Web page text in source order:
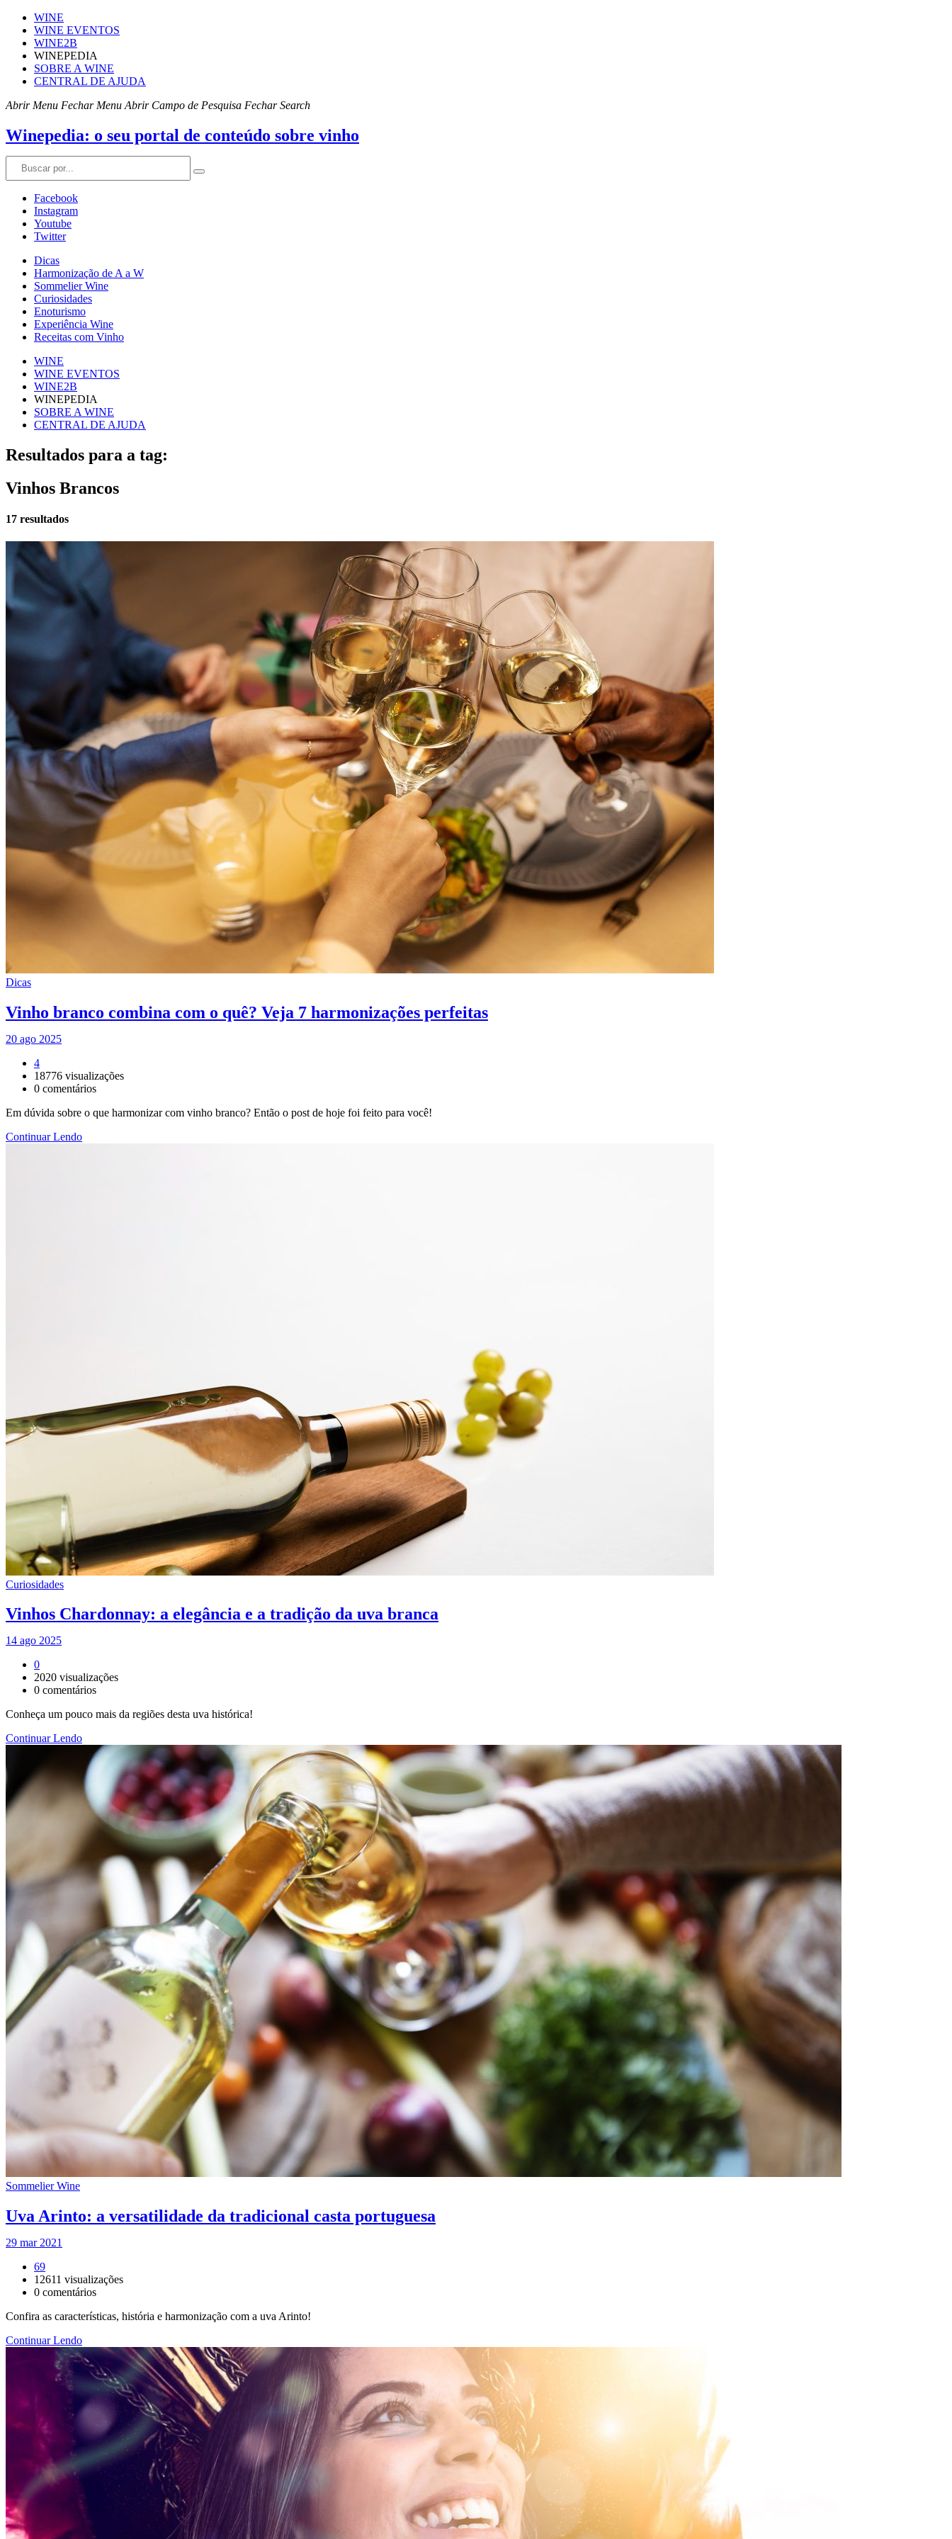
WINE
WINE EVENTOS
WINE2B
WINEPEDIA
SOBRE A WINE
CENTRAL DE AJUDA
Abrir Menu Fechar Menu Abrir Campo de Pesquisa Fechar Search
Winepedia: o seu portal de conteúdo sobre vinho
Facebook
Instagram
Youtube
Twitter
Dicas
Harmonização de A a W
Sommelier Wine
Curiosidades
Enoturismo
Experiência Wine
Receitas com Vinho
WINE
WINE EVENTOS
WINE2B
WINEPEDIA
SOBRE A WINE
CENTRAL DE AJUDA
Resultados para a tag:
Vinhos Brancos
17 resultados
Dicas
Vinho branco combina com o quê? Veja 7 harmonizações perfeitas
20 ago 2025
4
18776 visualizações
0 comentários
Em dúvida sobre o que harmonizar com vinho branco? Então o post de hoje foi feito para você!
Continuar Lendo
Curiosidades
Vinhos Chardonnay: a elegância e a tradição da uva branca
14 ago 2025
0
2020 visualizações
0 comentários
Conheça um pouco mais da regiões desta uva histórica!
Continuar Lendo
Sommelier Wine
Uva Arinto: a versatilidade da tradicional casta portuguesa
29 mar 2021
69
12611 visualizações
0 comentários
Confira as características, história e harmonização com a uva Arinto!
Continuar Lendo